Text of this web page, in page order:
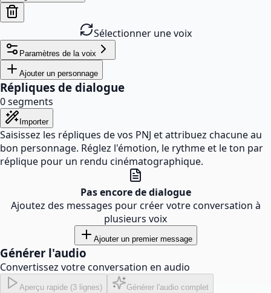
Sélectionner une voix
Paramètres de la voix
Ajouter un personnage
Répliques de dialogue
0segments
Importer
Saisissez les répliques de vos PNJ et attribuez chacune au
bon personnage. Réglez l'émotion, le rythme et le ton par
réplique pour un rendu cinématographique.
Pas encore de dialogue
Ajoutez des messages pour créer votre conversation à
plusieurs voix
Ajouter un premier message
Générer l'audio
Convertissez votre conversation en audio
Aperçu rapide (3 lignes) Générer l'audio complet